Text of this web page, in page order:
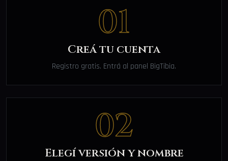
01
Creá tu cuenta
Registro gratis. Entrá al panel BigTibia.
02
Elegí versión y nombre